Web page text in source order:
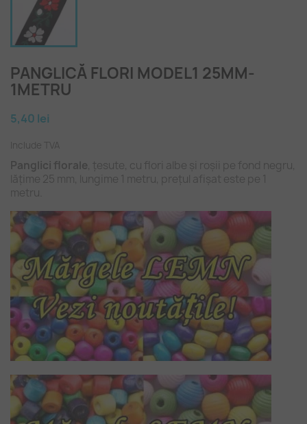
PANGLICĂ FLORI MODEL1 25MM-
1METRU
5,40 lei
Include TVA
Panglici florale, țesute, cu flori albe și roșii pe fond negru,
lățime 25 mm, lungime 1 metru, prețul afișat este pe 1
metru.